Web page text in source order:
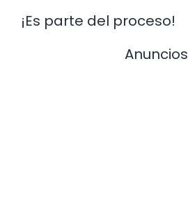
¡Es parte del proceso!
Anuncios